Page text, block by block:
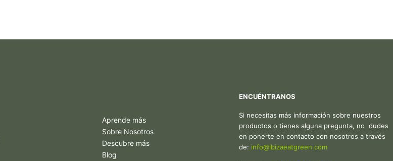
Aprende más
Sobre Nosotros
Descubre más
Blog
ENCUÉNTRANOS
Si necesitas más información sobre nuestros
productos o tienes alguna pregunta, no dudes
en ponerte en contacto con nosotros a través
de: info@ibizaeatgreen.com